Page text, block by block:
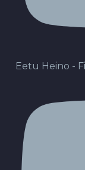
Eetu Heino -